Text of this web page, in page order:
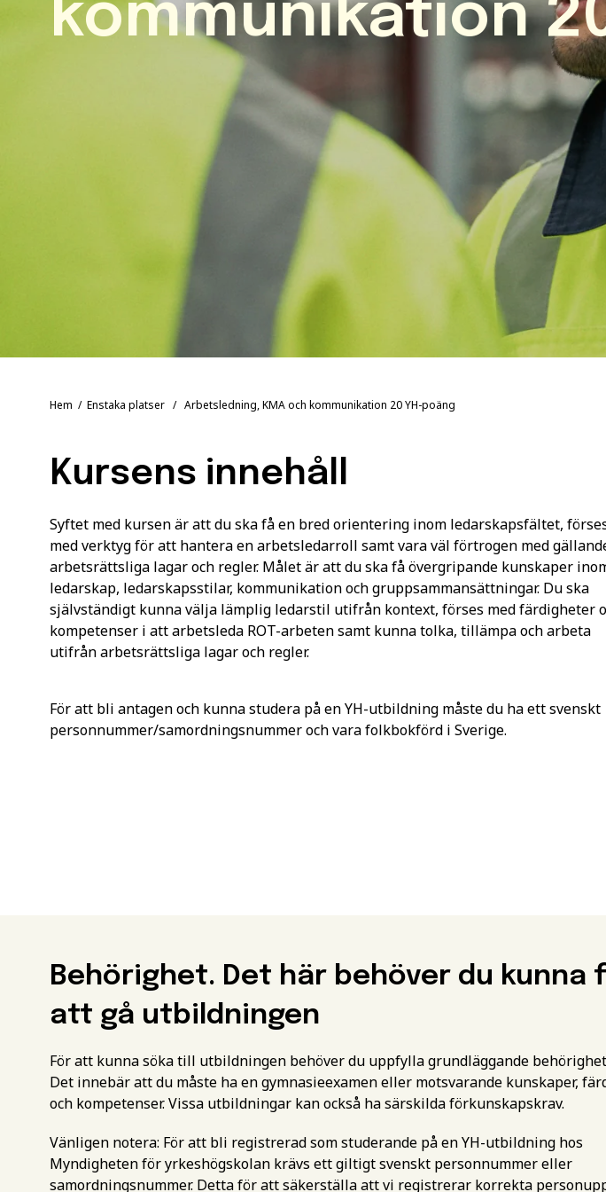
kommunikation
Hem / Enstaka platser / Arbetsledning, KMA och kommunikation 20 YH-poäng
Kursens innehåll
Syftet med kursen är att du ska få en bred orientering inom ledarskapsfältet,
med verktyg för att hantera en arbetsledarroll samt vara väl förtrogen med
arbetsrättsliga lagar och regler. Målet är att du ska få övergripande kunskaper
ledarskap, ledarskapsstilar, kommunikation och gruppsammansättningar. Du ska
självständigt kunna välja lämplig ledarstil utifrån kontext, förses med färdigheter
kompetenser i att arbetsleda ROT-arbeten samt kunna tolka, tillämpa och arbeta
utifrån arbetsrättsliga lagar och regler.
För att bli antagen och kunna studera på en YH-utbildning måste du ha ett svenskt
personnummer/samordningsnummer och vara folkbokförd i Sverige.
Behörighet. Det här behöver du kunna
att gå utbildningen
För att kunna söka till utbildningen behöver du uppfylla grundläggande
Det innebär att du måste ha en gymnasieexamen eller motsvarande kunskaper,
och kompetenser. Vissa utbildningar kan också ha särskilda förkunskapskrav.
Vänligen notera: För att bli registrerad som studerande på en YH-utbildning hos
Myndigheten för yrkeshögskolan krävs ett giltigt svenskt personnummer eller
samordningsnummer. Detta för att säkerställa att vi registrerar korrekta